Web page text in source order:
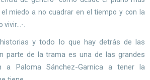
miedo a no cuadrar en el tiempo y con la
.
y todo lo que hay detrás de las
parte de la trama es una de las grandes
a Paloma Sánchez-Garnica a tener la